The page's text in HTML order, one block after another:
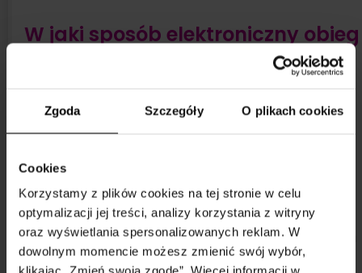
Zgoda Szczegóły O plikach cookies
Cookies
Korzystamy z plików cookies na tej stronie w celu
optymalizacji jej treści, analizy korzystania z witryny
oraz wyświetlania spersonalizowanych reklam. W
dowolnym momencie możesz zmienić swój wybór,
W jaki sposób elektroniczny obieg
dokumentów może pomóc we
Automatyzacja procesu fakturowania:
dokumentów pozwala na automatyczne
przetwarzanie faktur i ich cyfrowe przekazywanie
między różnymi działami w firmie. To przyspiesza
cały proces i minimalizuje ryzyko ludzkich błędów,
które mogą wystąpić przy ręcznym przetwarzaniu
faktur.